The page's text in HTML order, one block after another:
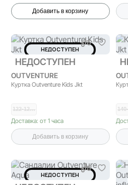
Добавить в корзину
НЕДОСТУПЕН
НЕДОСТУПЕН
OUTVENTURE
Куртка Outventure Kids Jkt
122-12…
Доставка: от 1 часа
Добавить в корзину
НЕДОСТУПЕН